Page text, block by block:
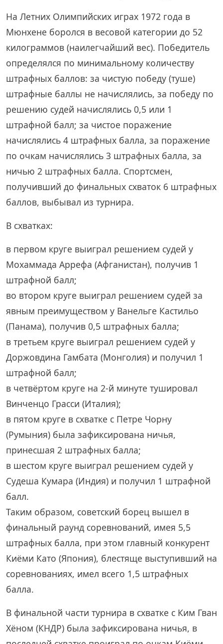
На Летних Олимпийских играх 1972 года в
Мюнхене боролся в весовой категории до 52
килограммов (наилегчайший вес). Победитель
определялся по минимальному количеству
штрафных баллов: за чистую победу (туше)
штрафные баллы не начислялись, за победу по
решению судей начислялись 0,5 или 1
штрафной балл; за чистое поражение
начислялись 4 штрафных балла, за поражение
по очкам начислялись 3 штрафных балла, за
ничью 2 штрафных балла. Спортсмен,
получивший до финальных схваток 6 штрафных
баллов, выбывал из турнира.
В схватках:
в первом круге выиграл решением судей у
Мохаммада Аррефа (Афганистан), получив 1
штрафной балл;
во втором круге выиграл решением судей за
явным преимуществом у Ванельге Кастильо
(Панама), получив 0,5 штрафных балла;
в третьем круге выиграл решением судей у
Доржовдина Гамбата (Монголия) и получил 1
штрафной балл;
в четвёртом круге на 2-й минуте тушировал
Винченцо Грасси (Италия);
в пятом круге в схватке с Петре Чорну
(Румыния) была зафиксирована ничья,
принесшая 2 штрафных балла;
в шестом круге выиграл решением судей у
Судеша Кумара (Индия) и получил 1 штрафной
балл.
Таким образом, советский борец вышел в
финальный раунд соревнований, имея 5,5
штрафных балла, при этом главный конкурент
Киёми Като (Япония), блестяще выступивший на
соревнованиях, имел всего 1,5 штрафных
балла.
В финальной части турнира в схватке с Ким Гван
Хёном (КНДР) была зафиксирована ничья, в